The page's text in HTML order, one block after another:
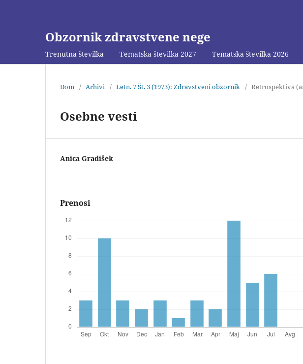
Obzornik zdravstvene nege
Trenutna številka Tematska številka 2027 Tematska številka 2026
Dom / Arhivi / Letn. 7 Št. 3 (1973): Zdravstveni obzornik / Retrospektiva
Osebne vesti
Anica Gradišek
Prenosi